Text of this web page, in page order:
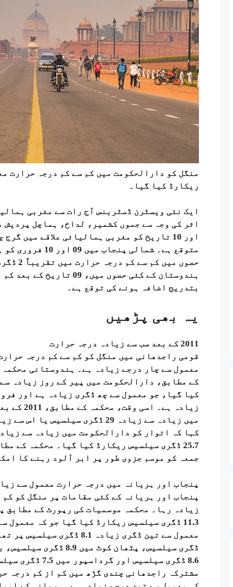
ریکارڈ کیا گیا۔
ایک نئی ویسٹرن ڈسٹربنس آج رات سے مغربی
اور 10 تاریخ کو مغربی ہمالیائی علاقے میں
متوقع ہے۔
حصوں
بتدریج اضافہ ہونے کی توقع ہے۔
یہ بھی پڑھیں
2011 کے بعد سب سے زیادہ درجہ حرارت
کیا گیا، جو معمول سے چھ ڈگری زیادہ ہے اور
زیادہ
میں زیادہ سے زیادہ 29 ڈگری
کہا کہ اتوار کو دارالحکومت میں زیادہ سے
25.7 ڈگری سیلسیس ریکارڈ کیا گیا۔ محکمہ کے
جمعہ کو موسم جزوی طور پر ابر آلود رہنے کا
پنجاب اور ہریانہ میں درجہ حرارت معمول سے
پنجاب اور ہریانہ کے کئی مقامات پر منگل کو
زیادہ رہا۔ محکمہ موسمیات کی رپورٹ کے مطابق
11.3 ڈگری سیلسیس ریکارڈ کیا گیا جو کہ
8.6 ڈگری